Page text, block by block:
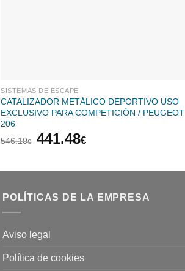
SISTEMAS DE ESCAPE
CATALIZADOR METÁLICO DEPORTIVO USO
EXCLUSIVO PARA COMPETICIÓN / PEUGEOT
206
546.10€
El
original
546.10€.
441.48€El
actual
441.48€.
POLÍTICAS DE LA EMPRESA
Aviso legal
Política de cookies